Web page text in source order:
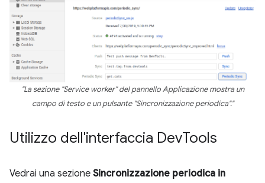
"La sezione "Service worker" del pannello Applicazione mostra un
campo di testo e un pulsante "Sincronizzazione periodica"."
Utilizzo dell'interfaccia DevTools
Vedrai una sezione Sincronizzazione periodica in